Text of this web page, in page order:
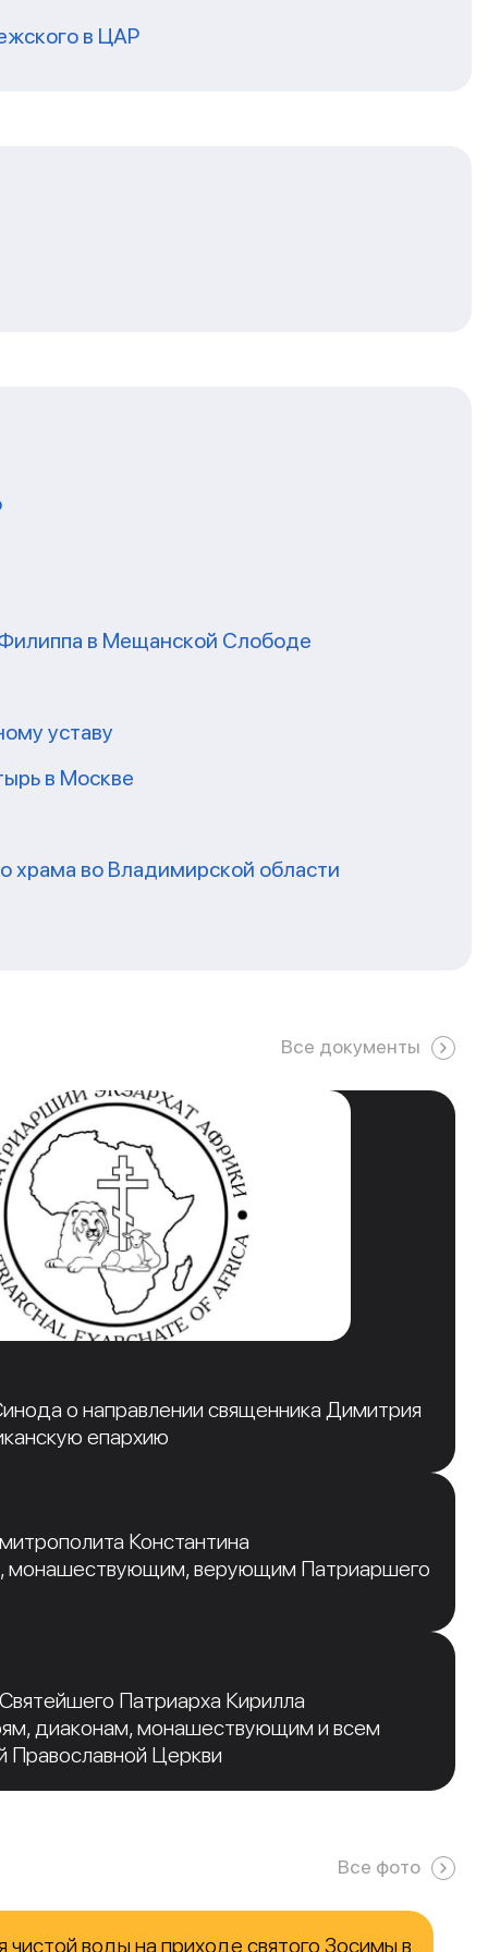
в ЦАР
в Мещанской Слободе
уставу
в Москве
храма во Владимирской области
Все документы
о направлении священника Димитрия
епархию
Константина
монашествующим, верующим Патриаршего
Патриарха Кирилла
диаконам, монашествующим и всем
Православной Церкви
Все фото
воды на приходе святого Зосимы в